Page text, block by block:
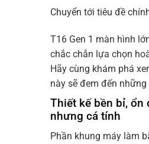
Chuyển tới tiêu đề
T16 Gen 1 màn hình
chắc chắn lựa chọn
Hãy cùng khám phá
này sẽ đem đến
Thiết kế bền bỉ, ổn
nhưng cá tính
Phần khung máy làm